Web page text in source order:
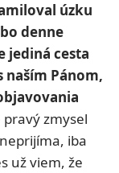
úzku
denne
jediná cesta
naším Pánom,
pravý zmysel
iba
už viem, že